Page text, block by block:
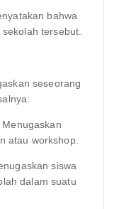
bahwa
tersebut.
seseorang
Menugaskan
atau workshop.
siswa
dalam suatu